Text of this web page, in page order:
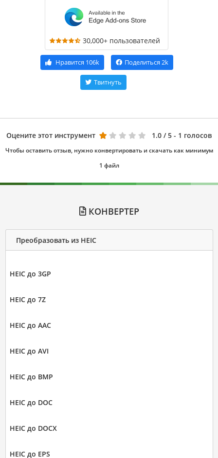
30,000+ пользователей
Нравится 106k Поделиться 2k
Твитнуть
Оцените этот инструмент 1.0 / 5 - 1 голосов
Чтобы оставить отзыв, нужно конвертировать и скачать как минимум
1 файл
КОНВЕРТЕР
Преобразовать из HEIC
HEIC до 3GP
HEIC до 7Z
HEIC до AAC
HEIC до AVI
HEIC до BMP
HEIC до DOC
HEIC до DOCX
HEIC до EPS